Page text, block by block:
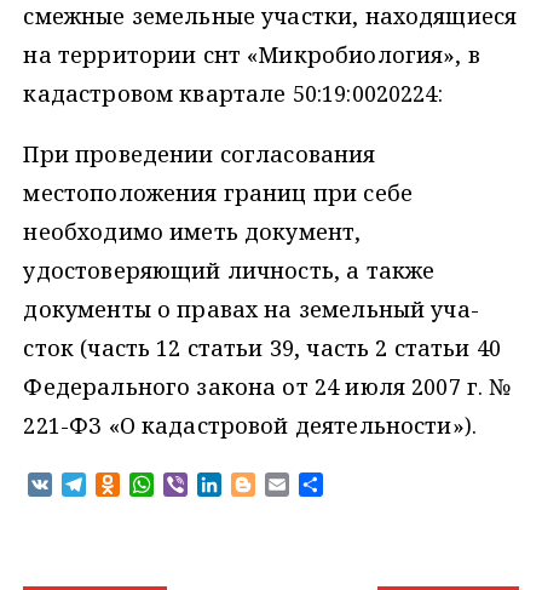
смежные земельные участки, находящиеся
на территории снт «Микробиология», в
кадастровом квартале 50:19:0020224:
При проведении согласования
местоположения границ при себе
необходимо иметь документ,
удостоверяющий личность, а также
документы о правах на земельный уча­
сток (часть 12 статьи 39, часть 2 статьи 40
Федерального закона от 24 июля 2007 г. №
221-ФЗ «О кадастровой дея­тельности»).
V
T
g
O
k
W
s
V
L
B
E